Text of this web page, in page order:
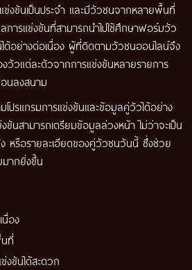
ข่งขันเป็นประจำ และมีวัวชนจากหลายพื้นที่
การแข่งขันที่สามารถนำไปใช้ศึกษาฟอร์มวัว
ด้อย่างต่อเนื่อง ผู้ที่ติดตามวัวชนออนไลน์จึง
วัวแต่ละตัวจากการแข่งขันหลายรายการ
อนลงสนาม
ปรแกรมการแข่งขันและข้อมูลคู่วัวได้อย่าง
นสามารถเตรียมข้อมูลล่วงหน้า ไม่ว่าจะเป็น
รือรายละเอียดของคู่วัวชนวันนี้ ซึ่งช่วย
มากยิ่งขึ้น
นื่อง
ที่
งขันได้สะดวก